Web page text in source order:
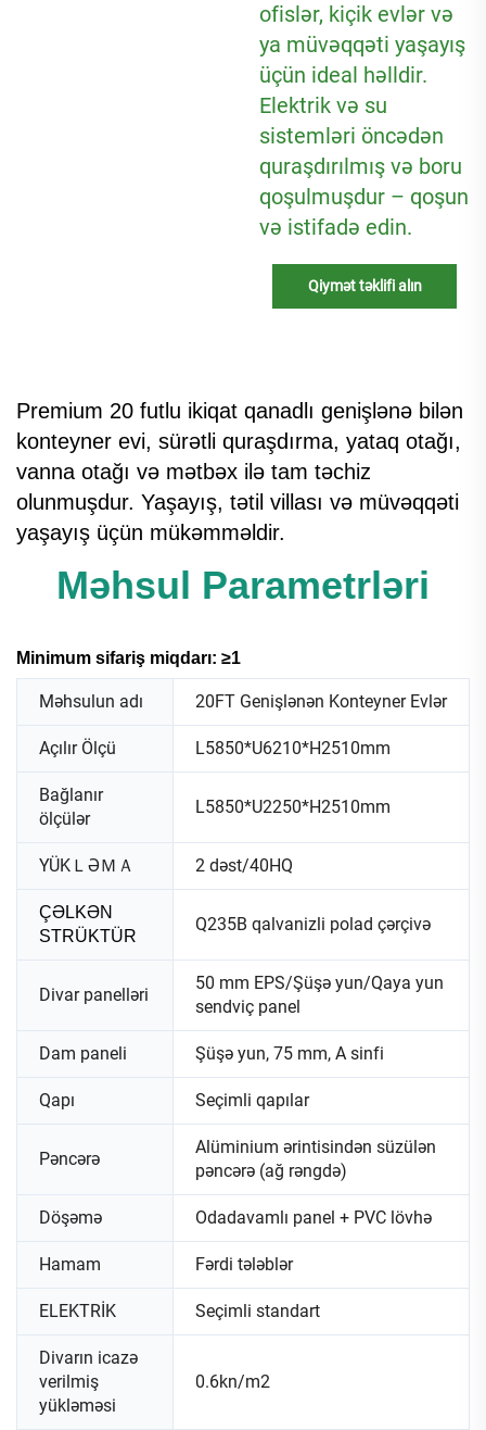
ofislər, kiçik evlər və
ya müvəqqəti yaşayış
üçün ideal həlldir.
Elektrik və su
sistemləri öncədən
quraşdırılmış və boru
qoşulmuşdur – qoşun
və istifadə edin.
Qiymət təklifi alın
Premium 20 futlu ikiqat qanadlı genişlənə bilən
konteyner evi, sürətli quraşdırma, yataq otağı,
vanna otağı və mətbəx ilə tam təchiz
olunmuşdur. Yaşayış, tətil villası və müvəqqəti
yaşayış üçün mükəmməldir.
Məhsul Parametrləri
Minimum sifariş miqdarı: ≥1
Məhsulun adı 20FT Genişlənən Konteyner Evlər
Açılır Ölçü L5850*U6210*H2510mm
Bağlanır
ölçülər
L5850*U2250*H2510mm
YÜKＬƏＭＡ 2 dəst/40HQ
ÇƏLKƏN
STRÜKTÜR
Q235B qalvanizli polad çərçivə
Divar panelləri
50 mm EPS/Şüşə yun/Qaya yun
sendviç panel
Dam paneli Şüşə yun, 75 mm, A sinfi
Qapı Seçimli qapılar
Pəncərə
Alüminium ərintisindən süzülən
pəncərə (ağ rəngdə)
Döşəmə Odadavamlı panel + PVC lövhə
Hamam Fərdi tələblər
ELEKTRİK Seçimli standart
Divarın icazə
verilmiş
yükləməsi
0.6kn/m2